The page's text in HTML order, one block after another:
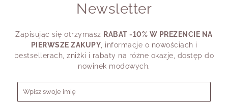
swojego
dziś
Newsletter
Zapisując się otrzymasz RABAT -10% W PREZENCIE NA
PIERWSZE ZAKUPY , informacje o nowościach i
bestsellerach, zniżki i rabaty na różne okazje, dostęp do
nowinek modowych.
Formularz zapisu do newslettera